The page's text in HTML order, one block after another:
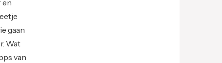
en
gaan
Wat
van